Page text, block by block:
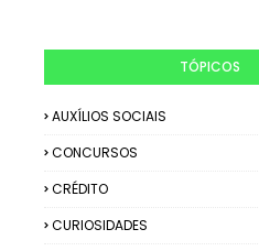
TÓPICOS
AUXÍLIOS SOCIAIS
CONCURSOS
CRÉDITO
CURIOSIDADES